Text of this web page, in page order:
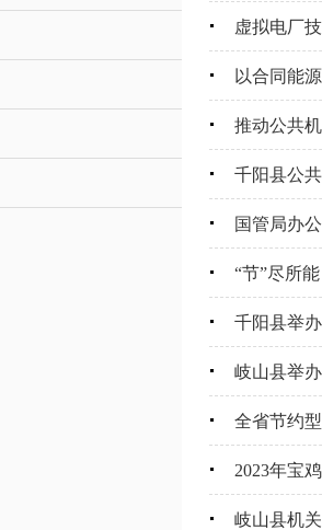
虚拟电厂
以合同能
推动公共
千阳县公
国管局办
“节”尽所
千阳县举
岐山县举
全省节约
2023年宝
岐山县机